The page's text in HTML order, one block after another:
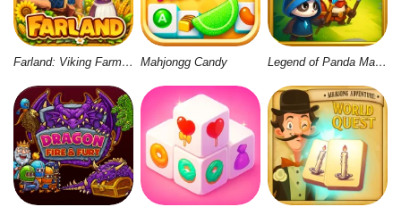
Farland: Viking Farm Village Mahjongg Candy Legend of Panda Match 3 & Battle